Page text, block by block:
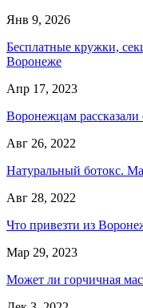
Янв 9, 2026
Бесплатные кружки,
Воронеже
Апр 17, 2023
Воронежцам
Авг 26, 2022
Натуральный ботокс.
Авг 28, 2022
Что привезти из
Мар 29, 2023
Может ли горчичная